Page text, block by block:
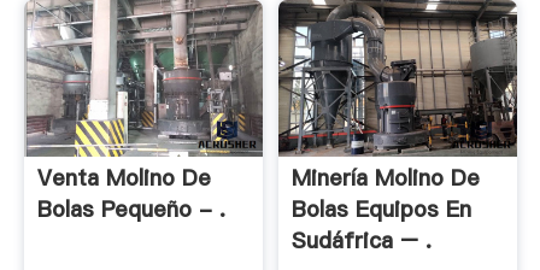
Venta Molino De
Bolas Pequeño - .
Minería Molino De
Bolas Equipos En
Sudáfrica – .